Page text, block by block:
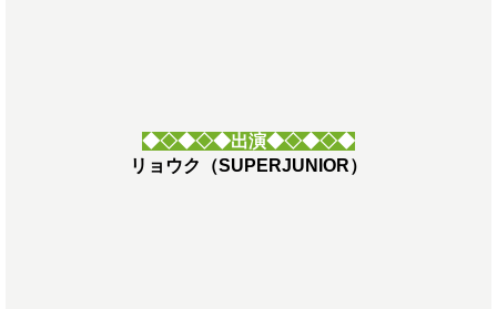
◆◇◆◇◆出演◆◇◆◇◆
リョウク（SUPERJUNIOR）